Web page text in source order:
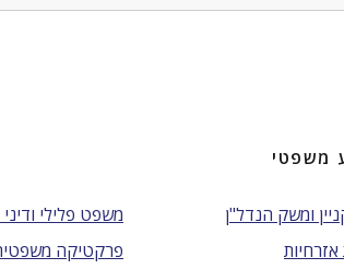
משפטי
ומשק הנדל"ן
אזרחיות
משפט פלילי
פרקטיקה